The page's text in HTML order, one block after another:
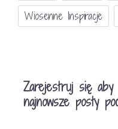
Wiosenne Inspiracje
Zarejestruj się aby
najnowsze posty